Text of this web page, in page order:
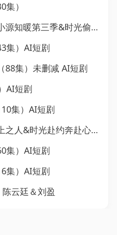
）
偷走的告白小源知暖第三季（41集）AI短剧
集）AI短剧
88集）未删减 AI短剧
AI短剧
集）AI短剧
赴约奔赴心上之人（45集）AI短剧
集）AI短剧
集）AI短剧
云廷＆刘盈